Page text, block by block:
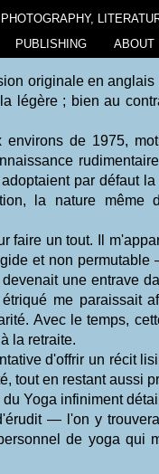
PUBLISHING ABOUT
originale en
légère ; bien au
environs de 1975,
par défaut
la nature même
faire un tout. Il
et non
une entrave
me paraissait
Avec le temps,
la retraite.
d'offrir un récit
tout en restant aussi
Yoga infiniment
— l'on y
de yoga qui